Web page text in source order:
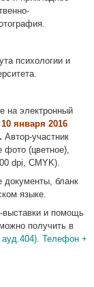
психологии и
на электронный
января 2016
Автор-участник
фото (цветное),
dpi, CMYK).
документы, бланк
языке.
выставки и помощь
получить в
Телефон +